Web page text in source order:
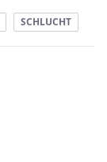
SCHLUCHT